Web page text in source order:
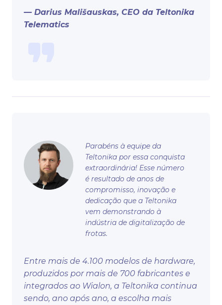
— Darius Mališauskas, CEO da Teltonika
Telematics
Parabéns à equipe da
Teltonika por essa conquista
extraordinária! Esse número
é resultado de anos de
compromisso, inovação e
dedicação que a Teltonika
vem demonstrando à
indústria de digitalização de
frotas.
Entre mais de 4.100 modelos de hardware,
produzidos por mais de 700 fabricantes e
integrados ao Wialon, a Teltonika continua
sendo, ano após ano, a escolha mais